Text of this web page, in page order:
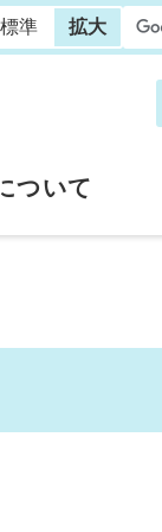
標準 拡大
ついて